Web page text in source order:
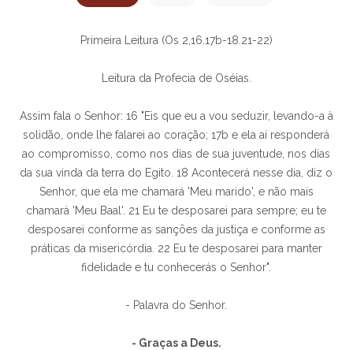
Primeira Leitura (Os 2,16.17b-18.21-22)
Leitura da Profecia de Oséias.
Assim fala o Senhor: 16 "Eis que eu a vou seduzir, levando-a à
solidão, onde lhe falarei ao coração; 17b e ela aí responderá
ao compromisso, como nos dias de sua juventude, nos dias
da sua vinda da terra do Egito. 18 Acontecerá nesse dia, diz o
Senhor, que ela me chamará 'Meu marido', e não mais
chamará 'Meu Baal'. 21 Eu te desposarei para sempre; eu te
desposarei conforme as sanções da justiça e conforme as
práticas da misericórdia. 22 Eu te desposarei para manter
fidelidade e tu conhecerás o Senhor".
- Palavra do Senhor.
- Graças a Deus.